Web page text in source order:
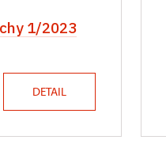
1/2023
DETAIL